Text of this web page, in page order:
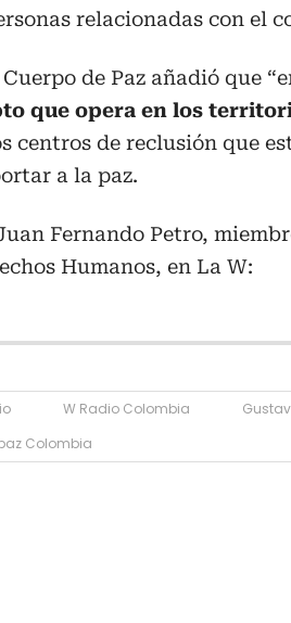
relacionadas con el
de Paz añadió que
que opera en los
centros de reclusión que
a la paz.
Fernando Petro,
Humanos, en La W:
W Radio Colombia
Colombia